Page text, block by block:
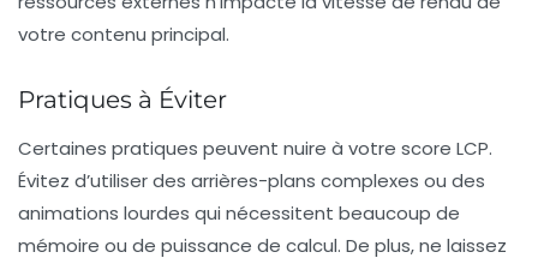
votre contenu principal.
Pratiques à Éviter
Certaines pratiques peuvent nuire à votre score LCP.
Évitez d’utiliser des arrières-plans complexes ou des
animations lourdes qui nécessitent beaucoup de
mémoire ou de puissance de calcul. De plus, ne laissez